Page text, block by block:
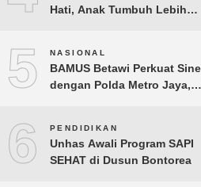
Hati, Anak Tumbuh Lebih
5 NASIONAL
BAMUS Betawi Perkuat
dengan Polda Metro Jaya,
Kondusif Jelang HUT ke-81
Republik Indonesia
6 PENDIDIKAN
Unhas Awali Program SAPI
SEHAT di Dusun Bontorea